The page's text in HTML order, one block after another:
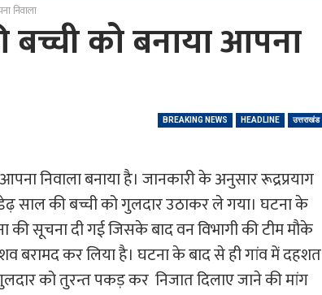
निवाला
को बनाया आपना
BREAKING NEWS HEADLINE उत्तराखंड
निवाला बनाया है। जानकारी के अनुसार रूद्रप्रयाग
साल की बच्ची को गुलदार उठाकर ले गया। घटना के
सूचना दी गई जिसके बाद वन विभागी की टीम मौके
बरामद कर लिया है। घटना के बाद से ही गांव में दहशत
को तुरन्त पकड़ कर निजात दिलाए जाने की मांग